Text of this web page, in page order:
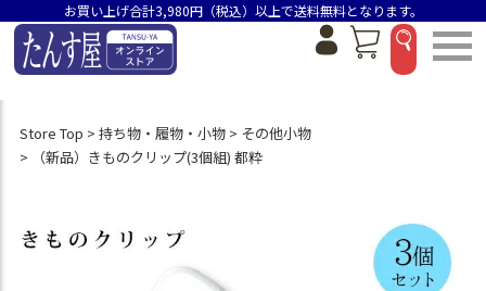
お買い上げ合計3,980円（税込）以上で送料無料となります。
Store Top 持ち物・履物・小物
その他小物
（新品）きものクリップ(3個組) 都粋